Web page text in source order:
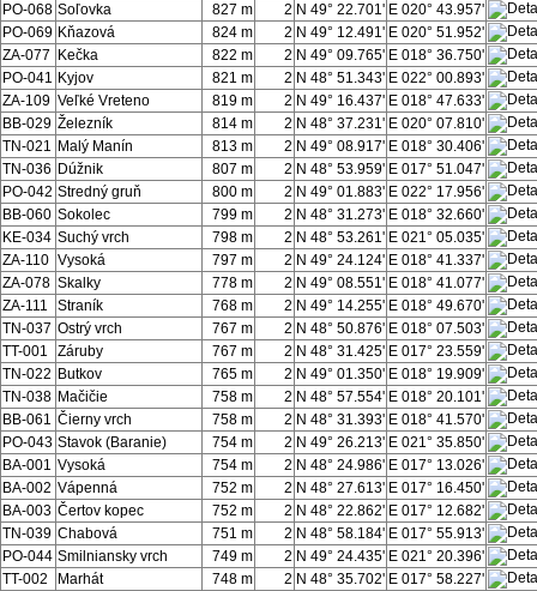
PO-068 Soľovka 827 m 2 N 49° 22.701' E 020° 43.957'
PO-069 Kňazová 824 m 2 N 49° 12.491' E 020° 51.952'
ZA-077
Kečka 822 m 2 N 49° 09.765' E 018° 36.750'
PO-041 Kyjov 821 m 2 N 48° 51.343' E 022° 00.893'
ZA-109 Veľké Vreteno 819 m 2 N 49° 16.437' E 018° 47.633'
BB-029 Železník 814 m 2 N 48° 37.231' E 020° 07.810'
TN-021 Malý Manín 813 m 2 N 49° 08.917' E 018° 30.406'
TN-036 Dúžnik 807 m 2 N 48° 53.959' E 017° 51.047'
PO-042 Stredný gruň 800 m 2 N 49° 01.883' E 022° 17.956'
BB-060 Sokolec 799 m 2 N 48° 31.273' E 018° 32.660'
KE-034 Suchý vrch 798 m 2 N 48° 53.261' E 021° 05.035'
ZA-110 Vysoká 797 m 2 N 49° 24.124' E 018° 41.337'
ZA-078 Skalky 778 m 2 N 49° 08.551' E 018° 41.077'
ZA-111
Straník 768 m 2 N 49° 14.255' E 018° 49.670'
TN-037 Ostrý vrch 767 m 2 N 48° 50.876' E 018° 07.503'
TT-001
Záruby 767 m 2 N 48° 31.425' E 017° 23.559'
TN-022 Butkov 765 m 2 N 49° 01.350' E 018° 19.909'
TN-038 Mačičie 758 m 2 N 48° 57.554' E 018° 20.101'
BB-061 Čierny vrch 758 m 2 N 48° 31.393' E 018° 41.570'
PO-043 Stavok (Baranie) 754 m 2 N 49° 26.213' E 021° 35.850'
BA-001 Vysoká 754 m 2 N 48° 24.986' E 017° 13.026'
BA-002 Vápenná 752 m 2 N 48° 27.613' E 017° 16.450'
BA-003 Čertov kopec 752 m 2 N 48° 22.862' E 017° 12.682'
TN-039 Chabová 751 m 2 N 48° 58.184' E 017° 55.913'
PO-044 Smilniansky vrch 749 m 2 N 49° 24.435' E 021° 20.396'
TT-002
Marhát 748 m 2 N 48° 35.702' E 017° 58.227'